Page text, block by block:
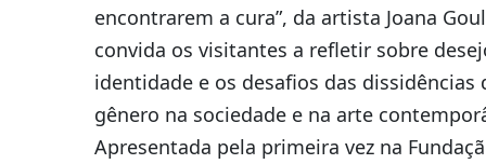
encontrarem a cura”, da artista Joana
convida os visitantes a refletir sobre
identidade e os desafios das dissidências
gênero na sociedade e na arte
Apresentada pela primeira vez na